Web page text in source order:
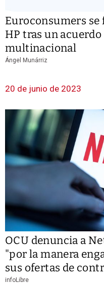
Euroconsumers se
HP tras un
multinacional
Ángel Munárriz
20 de junio de 2023
OCU denuncia a
"por la manera
sus ofertas de
infoLibre